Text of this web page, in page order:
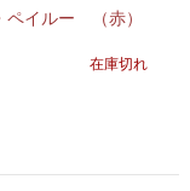
イルー （赤）
在庫切れ